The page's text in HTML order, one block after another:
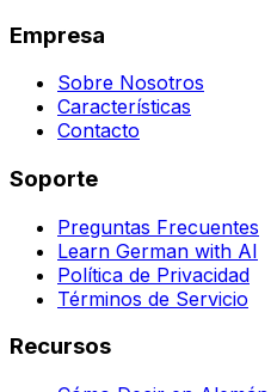
Empresa
Sobre Nosotros
Características
Contacto
Soporte
Preguntas Frecuentes
Learn German with AI
Política de Privacidad
Términos de Servicio
Recursos